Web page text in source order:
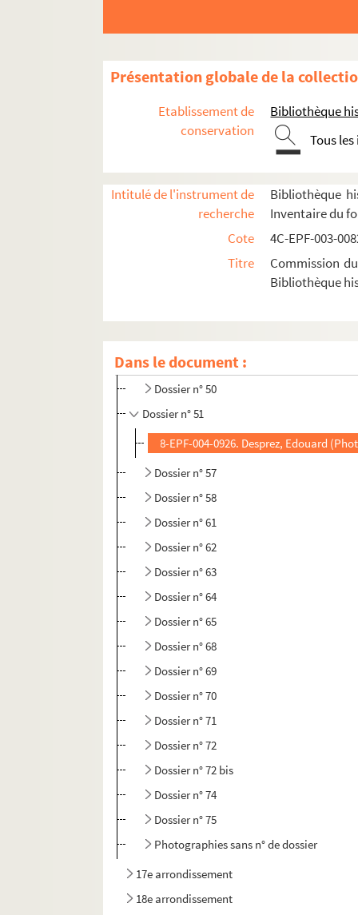
Présentation globale de la
Etablissement de
conservation
Bibliothèque
Tous
Intitulé de l'instrument de
recherche
Bibliothèque
Inventaire du
Cote
4C-EPF-003-
Titre
Commission
Bibliothèque
Dans le document :
Dossier n° 34
Dossier n° 37
Dossier n° 38
Dossier n° 46
Dossier n° 46 bis
Dossier n° 50
Dossier n° 51
8-EPF-004-0926. Desprez, Edouard
Dossier n° 57
Dossier n° 58
Dossier n° 61
Dossier n° 62
Dossier n° 63
Dossier n° 64
Dossier n° 65
Dossier n° 68
Dossier n° 69
Dossier n° 70
Dossier n° 71
Dossier n° 72
Dossier n° 72 bis
Dossier n° 74
Dossier n° 75
Photographies sans n° de dossier
17e arrondissement
18e arrondissement